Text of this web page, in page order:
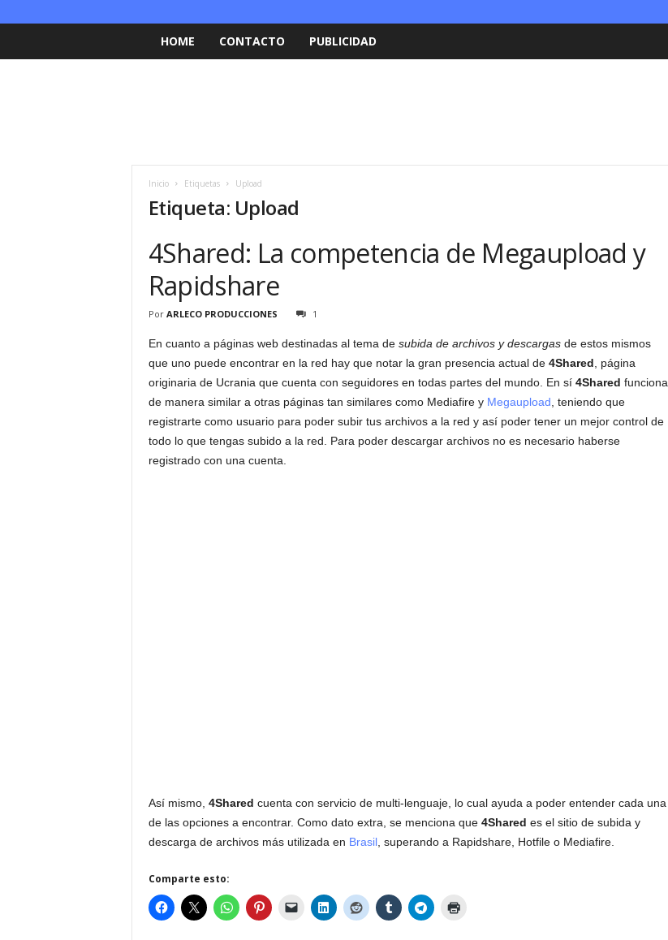
HOME CONTACTO PUBLICIDAD
Inicio Etiquetas Upload
Etiqueta: Upload
4Shared: La competencia de Megaupload y
Rapidshare
Por ARLECO PRODUCCIONES 1
En cuanto a páginas web destinadas al tema de subida de archivos y descargasde estos mismos
que uno puede encontrar en la red hay que notar la gran presencia actual de 4Shared , página
originaria de Ucrania que cuenta con seguidores en todas partes del mundo. En sí 4Shared funciona
de manera similar a otras páginas tan similares como Mediafire y Megaupload , teniendo que
registrarte como usuario para poder subir tus archivos a la red y así poder tener un mejor control de
todo lo que tengas subido a la red. Para poder descargar archivos no es necesario haberse
registrado con una cuenta.
Así mismo, 4Shared cuenta con servicio de multi-lenguaje, lo cual ayuda a poder entender cada una
de las opciones a encontrar. Como dato extra, se menciona que 4Shared es el sitio de subida y
descarga de archivos más utilizada en Brasil, superando a Rapidshare, Hotfile o Mediafire.
Comparte esto: